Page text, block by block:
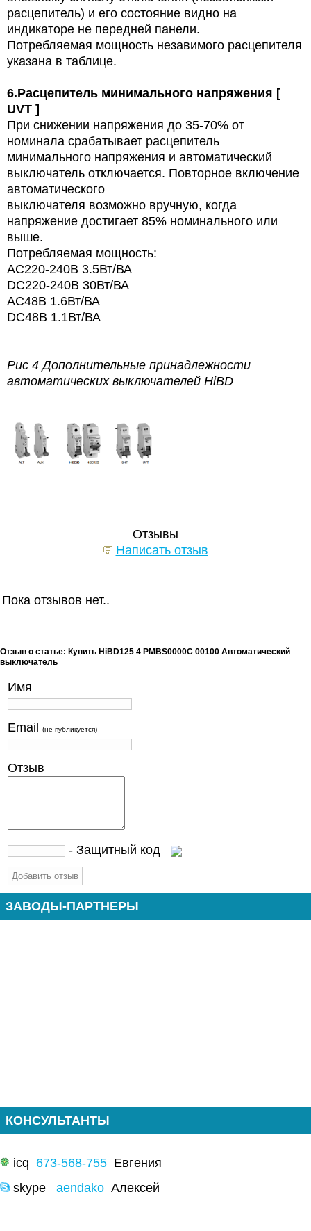
расцепитель) и его состояние видно на
индикаторе не передней панели.
Потребляемая мощность незавимого расцепителя
указана в таблице.
6.Расцепитель минимального напряжения [
UVT ]
При снижении напряжения до 35-70% от
номинала срабатывает расцепитель
минимального напряжения и автоматический
выключатель отключается. Повторное включение
автоматического
выключателя возможно вручную, когда
напряжение достигает 85% номинального или
выше.
Потребляемая мощность:
AC220-240В 3.5Вт/ВА
DC220-240В 30Вт/ВА
AC48В 1.6Вт/ВА
DC48В 1.1Вт/ВА
Рис 4 Дополнительные принадлежности
автоматических выключателей HiBD
Отзывы
Написать отзыв
Пока отзывов нет..
Отзыв о статье: Купить HiBD125 4 PMBS0000C 00100 Автоматический
выключатель
Имя
Email (не публикуется)
Отзыв
- Защитный код
ЗАВОДЫ-ПАРТНЕРЫ
КОНСУЛЬТАНТЫ
icq 673-568-755 Евгения
skype aendako Алексей